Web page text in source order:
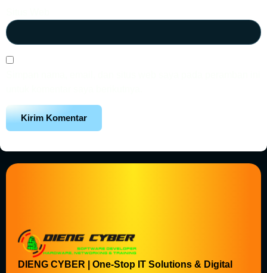
DIENG CYBER | One-Stop IT Solutions & Digital